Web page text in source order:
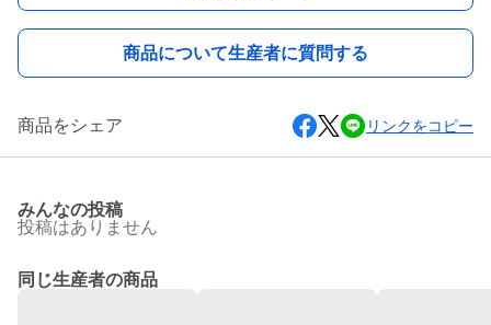
商品について生産者に質問する
商品をシェア リンクをコピー
みんなの投稿
投稿はありません
同じ生産者の商品